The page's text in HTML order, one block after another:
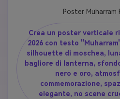
Poster
Crea un poster verticale
2026 con testo
silhouette di moschea,
bagliore di lanterna,
nero e oro,
commemorazione,
elegante, no scene